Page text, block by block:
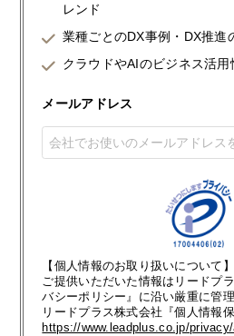
レンド
業種ごとのDX事例・DX推進
クラウドやAIのビジネス活用
メールアドレス
【個人情報のお取り扱いについて】
ご提供いただいた情報はリードプ
バシーポリシー』に沿い厳重に管理
リードプラス株式会社『個人情報保
https://www.leadplus.co.jp/